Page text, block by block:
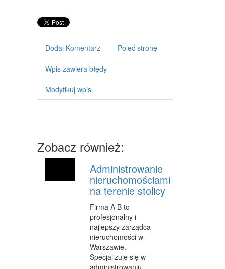
CZĘŚCI SAMOCHODOWE
WYNAJEM
USŁUGI MOTORYZACYJNE
AGENCJE REKLAMOWE
MATERIAŁY REKLAMOWE
INNE AGENCJE
GIMNASTYKA
IMPREZY INTEGRACYJNE
HOBBY
BRANŻE
Dodaj Komentarz Poleć stronę
Wpis zawiera błędy
Modyfikuj wpis
Zobacz również:
Administrowanie
nieruchomościami
na terenie stolicy
Firma A B to
profesjonalny i
najlepszy zarządca
nieruchomości w
Warszawie.
Specjalizuje się w
administrowaniu